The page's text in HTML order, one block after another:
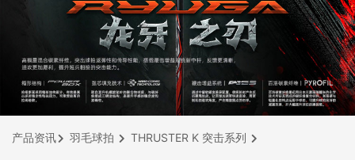
产品资讯 羽毛球拍 THRUSTER K 突击系列